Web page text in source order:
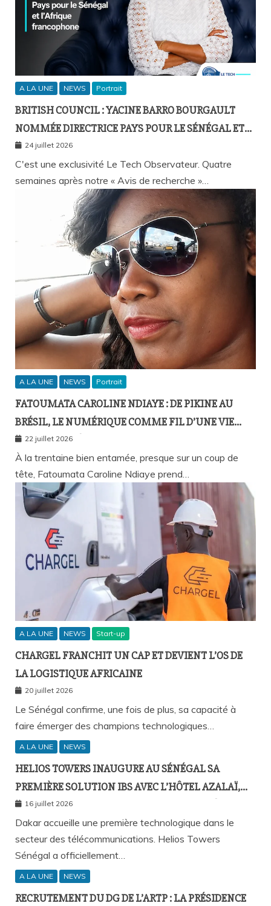
A LA UNE NEWS Portrait
BRITISH COUNCIL : YACINE BARRO BOURGAULT
NOMMÉE DIRECTRICE PAYS POUR LE SÉNÉGAL ET
L’AFRIQUE FRANCOPHONE
24 juillet 2026
C'est une exclusivité Le Tech Observateur. Quatre
semaines après notre « Avis de recherche »…
A LA UNE NEWS Portrait
FATOUMATA CAROLINE NDIAYE : DE PIKINE AU
BRÉSIL, LE NUMÉRIQUE COMME FIL D’UNE VIE
SANS FRONTIÈRES
22 juillet 2026
À la trentaine bien entamée, presque sur un coup de
tête, Fatoumata Caroline Ndiaye prend…
A LA UNE NEWS Start-up
CHARGEL FRANCHIT UN CAP ET DEVIENT L’OS DE
LA LOGISTIQUE AFRICAINE
20 juillet 2026
Le Sénégal confirme, une fois de plus, sa capacité à
faire émerger des champions technologiques…
A LA UNE NEWS
HELIOS TOWERS INAUGURE AU SÉNÉGAL SA
PREMIÈRE SOLUTION IBS AVEC L’HÔTEL AZALAÏ,
NOUVEAU STANDARD DE LA CONNECTIVITÉ
MOBILE À L’INTÉRIEUR DES BÂTIMENTS
16 juillet 2026
Dakar accueille une première technologique dans le
secteur des télécommunications. Helios Towers
Sénégal a officiellement…
A LA UNE NEWS
RECRUTEMENT DU DG DE L’ARTP : LA PRÉSIDENCE